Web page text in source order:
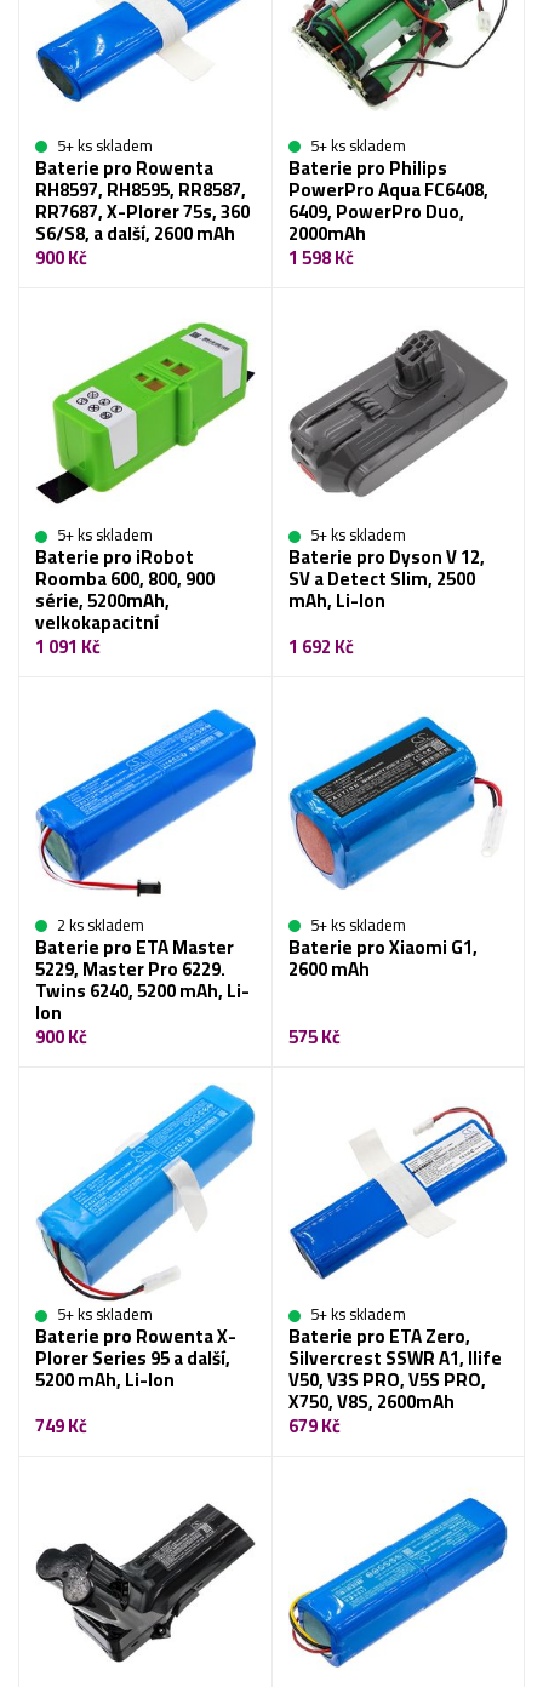
5+ ks skladem
Baterie pro Rowenta
RH8597, RH8595, RR8587,
RR7687, X-Plorer 75s, 360
S6/S8, a další, 2600 mAh
900 Kč
5+ ks skladem
Baterie pro Philips
PowerPro Aqua FC6408,
6409, PowerPro Duo,
2000mAh
1 598 Kč
5+ ks skladem
Baterie pro iRobot
Roomba 600, 800, 900
série, 5200mAh,
velkokapacitní
1 091 Kč
5+ ks skladem
Baterie pro Dyson V 12,
SV a Detect Slim, 2500
mAh, Li-Ion
1 692 Kč
2 ks skladem
Baterie pro ETA Master
5229, Master Pro 6229.
Twins 6240, 5200 mAh, Li-
Ion
900 Kč
5+ ks skladem
Baterie pro Xiaomi G1,
2600 mAh
575 Kč
5+ ks skladem
Baterie pro Rowenta X-
Plorer Series 95 a další,
5200 mAh, Li-Ion
749 Kč
5+ ks skladem
Baterie pro ETA Zero,
Silvercrest SSWR A1, Ilife
V50, V3S PRO, V5S PRO,
X750, V8S, 2600mAh
679 Kč